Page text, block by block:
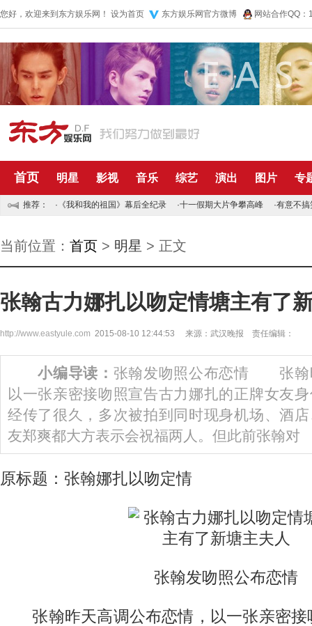
您好，欢迎来到东方娱乐网！ 设为首页 东方娱乐网官方微博 网站合作QQ
首页 明星 影视 音乐 综艺 演出 图片 专
推荐： · 《我和我的祖国》幕后全纪录 ·十一假期大片争攀高峰 ·有意不搞
当前位置： 首页 > 明星 > 正文
张翰古力娜扎以吻定情塘主有了
http://www.eastyule.com 2015-08-10 12:44:53 来源：武汉晚报 责任编辑：
小编导读： 张翰发吻照公布恋情 张翰
以一张亲密接吻照宣告古力娜扎的正牌女
经传了很久，多次被拍到同时现身机场、酒
友郑爽都大方表示会祝福两人。但此前张翰对
原标题：张翰娜扎以吻定情
张翰发吻照公布恋情
张翰昨天高调公布恋情，以一张亲密接